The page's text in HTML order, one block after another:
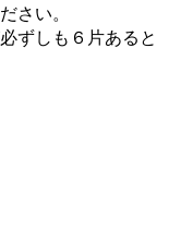
さい。
ずしも６片あると